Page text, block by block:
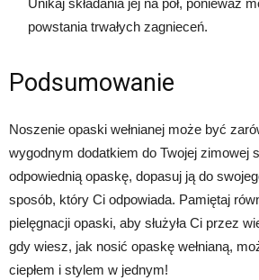
Unikaj składania jej na pół, ponieważ
powstania trwałych zagnieceń.
Podsumowanie
Noszenie opaski wełnianej może być
wygodnym dodatkiem do Twojej zimowej
odpowiednią opaskę, dopasuj ją do
sposób, który Ci odpowiada. Pamiętaj
pielęgnacji opaski, aby służyła Ci przez
gdy wiesz, jak nosić opaskę wełnianą,
ciepłem i stylem w jednym!